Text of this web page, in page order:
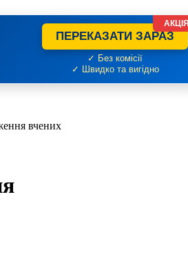
ПЕРЕКАЗАТИ ЗАРАЗ
✓ Без комісії
✓ Швидко та вигідно
АКЦІЯ
вчених